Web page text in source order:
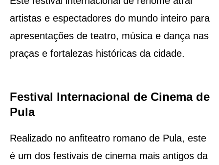
artistas e espectadores do mundo inteiro para
apresentações de teatro, música e dança nas
praças e fortalezas históricas da cidade.
Festival Internacional de Cinema de
Pula
Realizado no anfiteatro romano de Pula, este
é um dos festivais de cinema mais antigos da